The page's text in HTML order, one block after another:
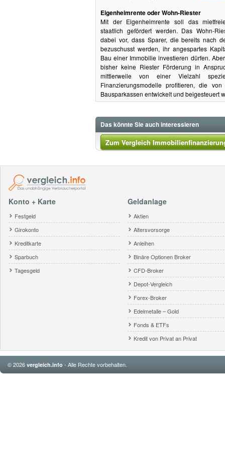
Eigenheimrente oder Wohn-Riester
Mit der Eigenheimrente soll das
staatlich gefördert werden. Das Wohn-
dabei vor, dass Sparer, die bereits nach
bezuschusst werden, ihr angespartes
Bau einer Immobilie investieren dürfen.
bisher keine Riester Förderung in
mittlerweile von einer Vielzahl
Finanzierungsmodelle profitieren, die
Bausparkassen entwickelt und beigesteuert
Das könnte Sie auch interessieren
Zum Vergleich
Konto + Karte
Festgeld
Girokonto
Kreditkarte
Sparbuch
Tagesgeld
Geldanlage
Aktien
Altersvorsorge
Anleihen
Binäre Optionen Broker
CFD-Broker
Depot-Vergleich
Forex-Broker
Edelmetalle – Gold
Fonds & ETFs
Kredit von Privat an Privat
© 2026 vergleich.info - Alle Rechte vorbehalten.